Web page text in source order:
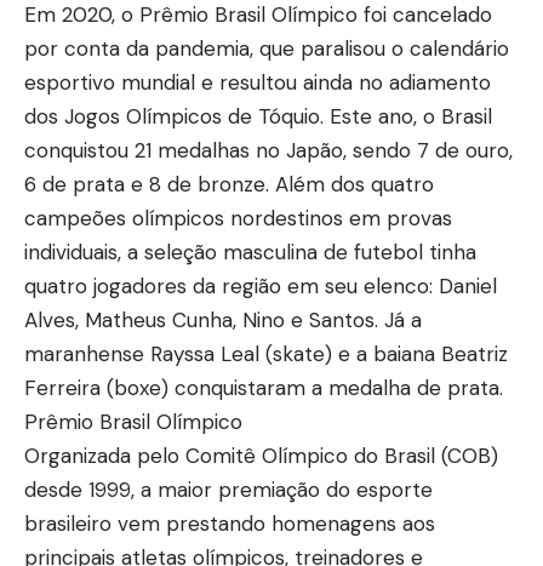
Em 2020, o Prêmio Brasil Olímpico foi cancelado
por conta da pandemia, que paralisou o calendário
esportivo mundial e resultou ainda no adiamento
dos Jogos Olímpicos de Tóquio. Este ano, o Brasil
conquistou 21 medalhas no Japão, sendo 7 de ouro,
6 de prata e 8 de bronze. Além dos quatro
campeões olímpicos nordestinos em provas
individuais, a seleção masculina de futebol tinha
quatro jogadores da região em seu elenco: Daniel
Alves, Matheus Cunha, Nino e Santos. Já a
maranhense Rayssa Leal (skate) e a baiana Beatriz
Ferreira (boxe) conquistaram a medalha de prata.
Prêmio Brasil Olímpico
Organizada pelo Comitê Olímpico do Brasil (COB)
desde 1999, a maior premiação do esporte
brasileiro vem prestando homenagens aos
principais atletas olímpicos, treinadores e